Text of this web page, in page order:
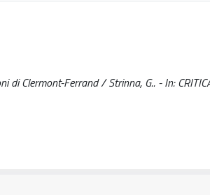
Clermont-Ferrand / Strinna, G.. - In: